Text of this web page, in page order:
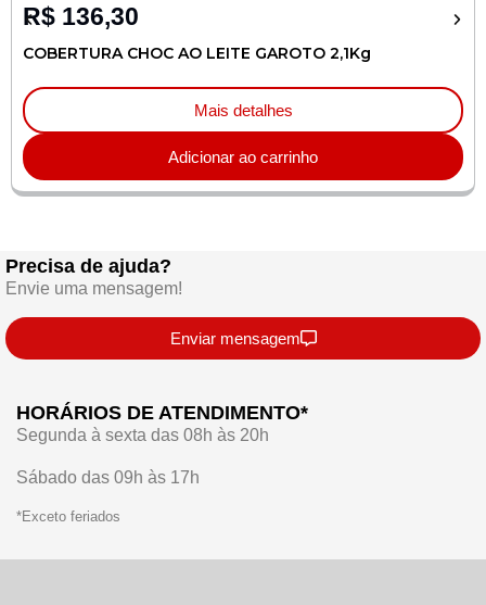
R$ 136,30
COBERTURA CHOC AO LEITE GAROTO 2,1Kg
Mais detalhes
Adicionar ao carrinho
Precisa de ajuda?
Envie uma mensagem!
Enviar mensagem
HORÁRIOS DE ATENDIMENTO*
Segunda à sexta das 08h às 20h
Sábado das 09h às 17h
*Exceto feriados